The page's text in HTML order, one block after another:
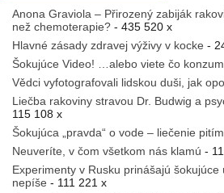
Anona Graviola – Přirozený zabiják
než chemoterapie? - 435 520 x
Hlavné zásady zdravej výživy v kocke -
Šokujúce Video! …alebo viete čo
Vědci vyfotografovali lidskou duši, jak
Liečba rakoviny stravou Dr. Budwig a
115 108 x
Šokujúca „pravda“ o vode – liečenie
Neuveríte, v čom všetkom nás klamú -
Experimenty v Rusku prinášajú šokujúce
nepíše - 111 221 x